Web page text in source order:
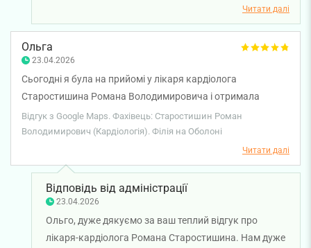
кардіолога Вікторії Пліхтяк, а й її людяність.
Бажаємо вам міцного здоров'я!
Читати далі
Ольга
23.04.2026
Сьогодні я була на прийомі у лікаря кардіолога
Старостишина Романа Володимировича і отримала
справжнє задоволення від цього візиту. Це дуже чуттєва і
доброзичлива людина, яка знає просто серце все і навіть
більше. Я отримала кваліфіковану консультацію, мені
було призначено лікування і я отримала низку цінних
порад. Я впевнена у позитивному результаті лікування і
тому дуже вдячна лікарю.
Відгук з Google Maps. Фахівець: Старостишин Роман
Володимирович (Кардіологія). Філія на Оболоні
Читати далі
Відповідь від адміністрації
23.04.2026
Ольго, дуже дякуємо за ваш теплий відгук про
лікаря-кардіолога Романа Старостишина. Нам дуже